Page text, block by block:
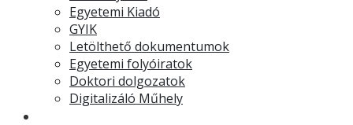
Egyetemi Kiadó
GYIK
Letölthető dokumentumok
Egyetemi folyóiratok
Doktori dolgozatok
Digitalizáló Műhely